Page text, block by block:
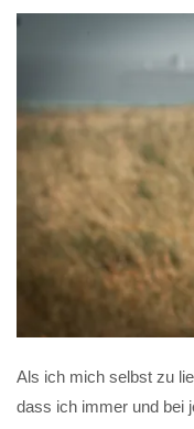
Als ich mich selbst zu
dass ich immer und bei